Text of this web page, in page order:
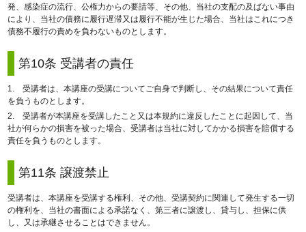
発、感染症の流行、公権力からの要請等、その他、当社の支配の及ばない事由
により、当社の債務に履行遅滞又は履行不能が生じた場合、当社はこれにつき
債務不履行の責めを負わないものとします。
第10条 受講者の責任
1. 受講者は、本講座の受講についてご自身で判断し、その結果について責任
を負うものとします。
2. 受講者が本講座を受講したこと又は本規約に違反したことに起因して、当
社が何らかの損害を被った場合、受講者は当社に対してかかる損害を賠償する
責任を負うものとします。
第11条 譲渡禁止
受講者は、本講座を受講する権利、その他、受講契約に関連して発生する一切
の権利を、当社の書面による承諾なく、第三者に譲渡し、貸与し、担保に供
し、又は承継させることはできません。